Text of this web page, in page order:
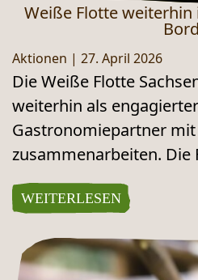
Weiße Flotte weiterhin
Bord
Aktionen | 27. April 2026
Die Weiße Flotte
weiterhin als engagierter
Gastronomiepartner
zusammenarbeiten. Die
WEITERLESEN